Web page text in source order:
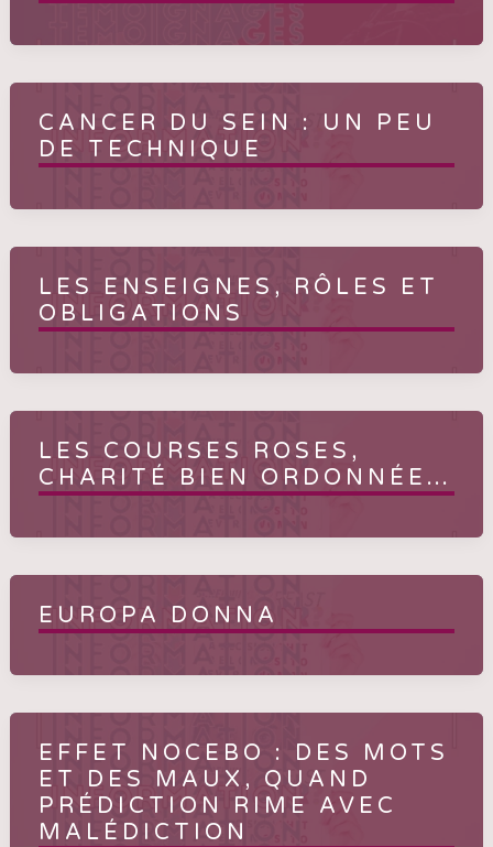
CANCER DU SEIN : UN PEU
DE TECHNIQUE
LES ENSEIGNES, RÔLES ET
OBLIGATIONS
LES COURSES ROSES,
CHARITÉ BIEN ORDONNÉE…
EUROPA DONNA
EFFET NOCEBO : DES MOTS
ET DES MAUX, QUAND
PRÉDICTION RIME AVEC
MALÉDICTION